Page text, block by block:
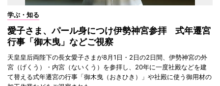
学ぶ・知る
愛子さま、パール身につけ伊勢神宮参拝 式年遷宮
行事「御木曳」などご視察
天皇皇后両陛下の長女愛子さまが8月1日・2日の2日間、伊勢神宮の外
宮（げくう）・内宮（ないくう）を参拝し、20年に一度社殿などを建
て替える式年遷宮の行事「御木曳（おきひき）」や社殿に使う御用材の